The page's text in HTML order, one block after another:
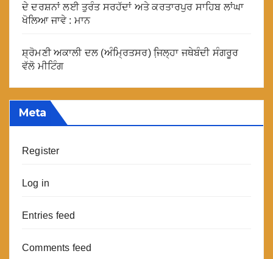
ਦੇ ਦਰਸ਼ਨਾਂ ਲਈ ਤੁਰੰਤ ਸਰਹੱਦਾਂ ਅਤੇ ਕਰਤਾਰਪੁਰ ਸਾਹਿਬ ਲਾਂਘਾ
ਖੋਲਿਆ ਜਾਵੇ : ਮਾਨ
ਸ਼੍ਰੋਮਣੀ ਅਕਾਲੀ ਦਲ (ਅੰਮ੍ਰਿਤਸਰ) ਜਿ਼ਲ੍ਹਾ ਜਥੇਬੰਦੀ ਸੰਗਰੂਰ
ਵੱਲੋ ਮੀਟਿੰਗ
Meta
Register
Log in
Entries feed
Comments feed